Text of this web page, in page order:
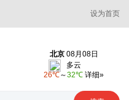
设为首页